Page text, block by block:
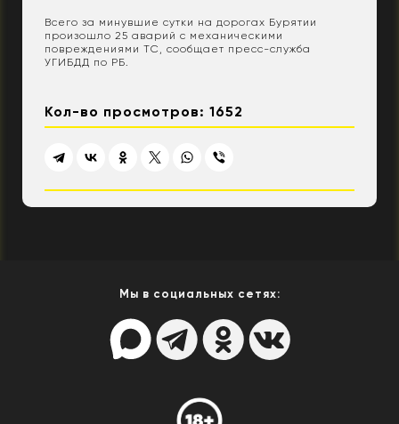
Всего за минувшие сутки на дорогах Бурятии
произошло 25 аварий с механическими
повреждениями ТС, сообщает пресс-служба
УГИБДД по РБ.
Кол-во просмотров: 1652
Мы в социальных сетях: